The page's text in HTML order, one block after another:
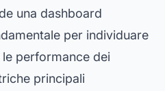
una dashboard
per individuare
performance dei
principali